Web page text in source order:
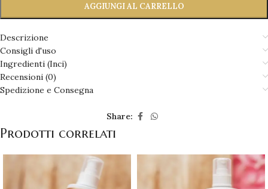
AGGIUNGI AL CARRELLO
Descrizione
Consigli d'uso
Ingredienti (Inci)
Recensioni (0)
Spedizione e Consegna
Share:
Prodotti correlati